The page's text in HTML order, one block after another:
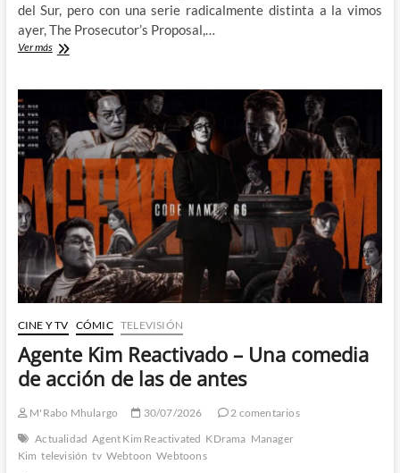
del Sur, pero con una serie radicalmente distinta a la vimos
ayer, The Prosecutor’s Proposal,…
Ver másThe
pasión
y
el
crimen
van
de
la
mano
CINE Y TV CÓMIC TELEVISIÓN
Agente Kim Reactivado – Una comedia
de acción de las de antes
M'Rabo Mhulargo 30/07/2026
2 comentarios
Actualidad Agent Kim Reactivated KDrama Manager
Kim televisión tv Webtoon Webtoons